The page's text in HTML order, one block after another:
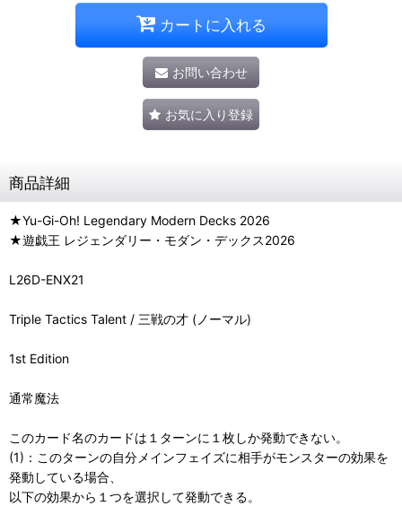
カートに入れる
お問い合わせ
お気に入り登録
商品詳細
★Yu-Gi-Oh! Legendary Modern Decks 2026
★遊戯王 レジェンダリー・モダン・デックス2026
L26D-ENX21
Triple Tactics Talent / 三戦の才 (ノーマル)
1st Edition
通常魔法
このカード名のカードは１ターンに１枚しか発動できない。
(1)：このターンの自分メインフェイズに相手がモンスターの効果を
発動している場合、
以下の効果から１つを選択して発動できる。